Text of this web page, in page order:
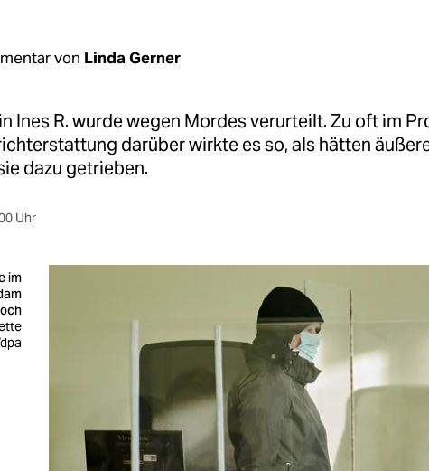
von Linda Gerner
Ines R. wurde wegen Mordes verurteilt. Zu oft im
darüber wirkte es so, als hätten
dazu getrieben.
Uhr
im